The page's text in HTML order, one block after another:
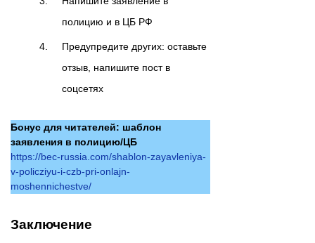
полицию и в ЦБ РФ
Предупредите других: оставьте
отзыв, напишите пост в
соцсетях
Бонус для читателей: шаблон
заявления в полицию/ЦБ
https://bec-russia.com/shablon-zayavleniya-
v-policziyu-i-czb-pri-onlajn-
moshennichestve/
Заключение